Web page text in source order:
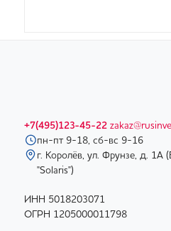
+7(495)123-45-22
пн-пт 9-18, сб-вс 9-16
г. Королёв, ул. Фрунзе, д. 1А
"Solaris")
ИНН 5018203071
ОГРН 1205000011798